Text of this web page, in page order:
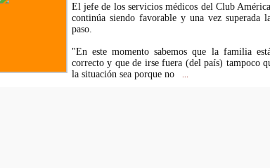
El jefe de los servicios médicos del Club
continúa siendo favorable y una vez superada
paso.
"En este momento sabemos que la familia
correcto y que de irse fuera (del país) tampoco
la situación sea porque no